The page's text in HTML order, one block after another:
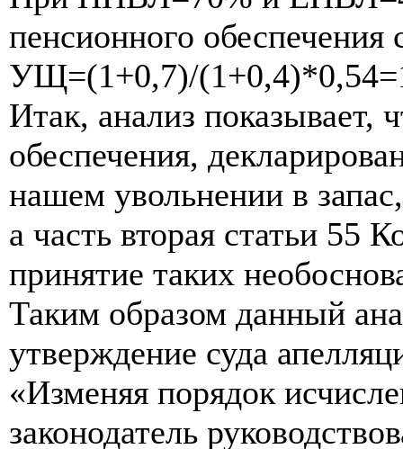
пенсионного обеспечения
УЩ=(1+0,7)/
Итак, анализ показывает,
обеспечения,
нашем увольнении в
а часть вторая статьи 55
принятие таких
Таким образом данный
утверждение суда
«Изменяя порядок
законодатель